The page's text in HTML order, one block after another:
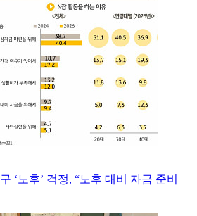
‘노후’ 걱정, “노후 대비 자금 준비